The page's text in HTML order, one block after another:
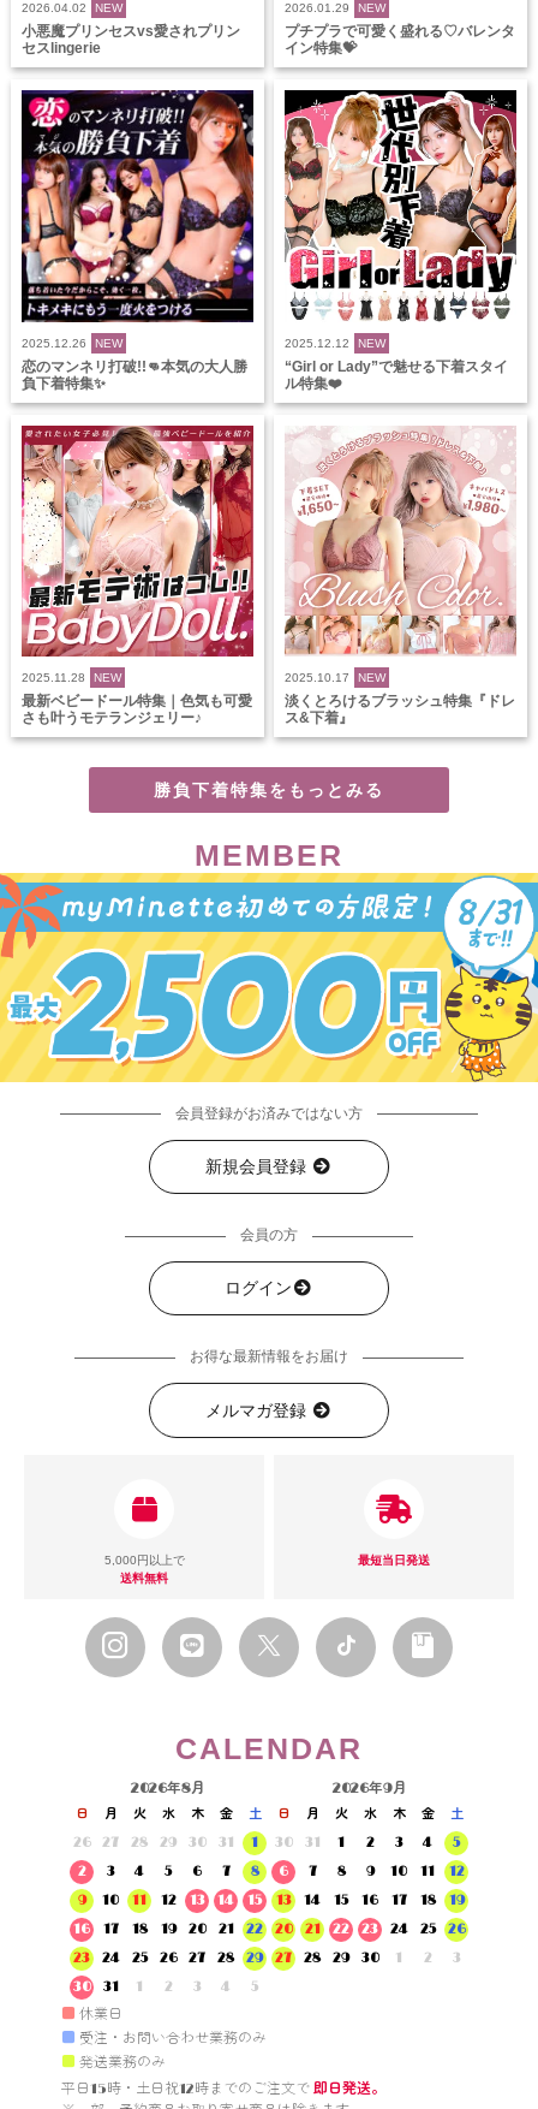
2026.04.02 NEW
小悪魔プリンセスvs愛されプリン
セスlingerie
2026.01.29 NEW
プチプラで可愛く盛れる♡バレンタ
イン特集💝
2025.12.26 NEW
恋のマンネリ打破!!👊本気の大人勝
負下着特集✨
2025.12.12 NEW
“Girl or Lady”で魅せる下着スタイ
ル特集❤️
2025.11.28 NEW
最新ベビードール特集｜色気も可愛
さも叶うモテランジェリー♪
2025.10.17 NEW
淡くとろけるブラッシュ特集『ドレ
ス&下着』
勝負下着特集をもっとみる
MEMBER
会員登録がお済みではない方
新規会員登録
会員の方
ログイン
お得な最新情報をお届け
メルマガ登録
5,000円以上で
送料無料
最短当日発送
CALENDAR
2026年8月
日 月 火 水 木 金
土
26
27 28 29 30 31
1
2
3 4 5 6 7
8
9
10 11 12 13 14
15
16
17 18 19 20 21
22
23
24 25 26 27 28
29
30
31 1 2 3 4 5
2026年9月
日 月 火 水 木 金
土
30
31 1 2 3 4
5
6
7 8 9 10 11
12
13
14 15 16 17 18
19
20
21 22 23 24 25
26
27
28 29 30 1 2 3
■ 休業日
■ 受注・お問い合わせ業務のみ
■ 発送業務のみ
平日15時・土日祝12時までのご注文で 即日発送。